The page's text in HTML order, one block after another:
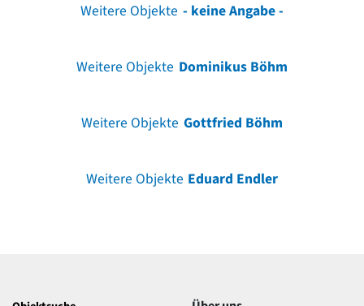
Weitere Objekte - keine Angabe -
Weitere Objekte Dominikus Böhm
Weitere Objekte Gottfried Böhm
Weitere Objekte Eduard Endler